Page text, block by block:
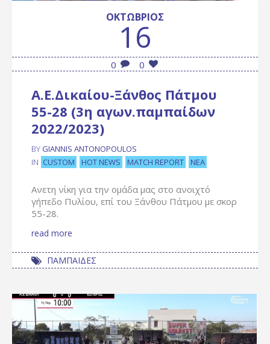
ΟΚΤΏΒΡΙΟΣ
16
0 0
Α.Ε.Δικαίου-Ξάνθος Πάτμου
55-28 (3η αγων.παμπαίδων
2022/2023)
BY GIANNIS ANTONOPOULOS
IN CUSTOM HOT NEWS MATCH REPORT ΝΈΑ
Ανετη νίκη για την ομάδα μας στο ανοιχτό
γήπεδο Πυλίου, επί του Ξάνθου Πάτμου με σκορ
55-28.
read more
ΠΑΜΠΑΙΔΕΣ